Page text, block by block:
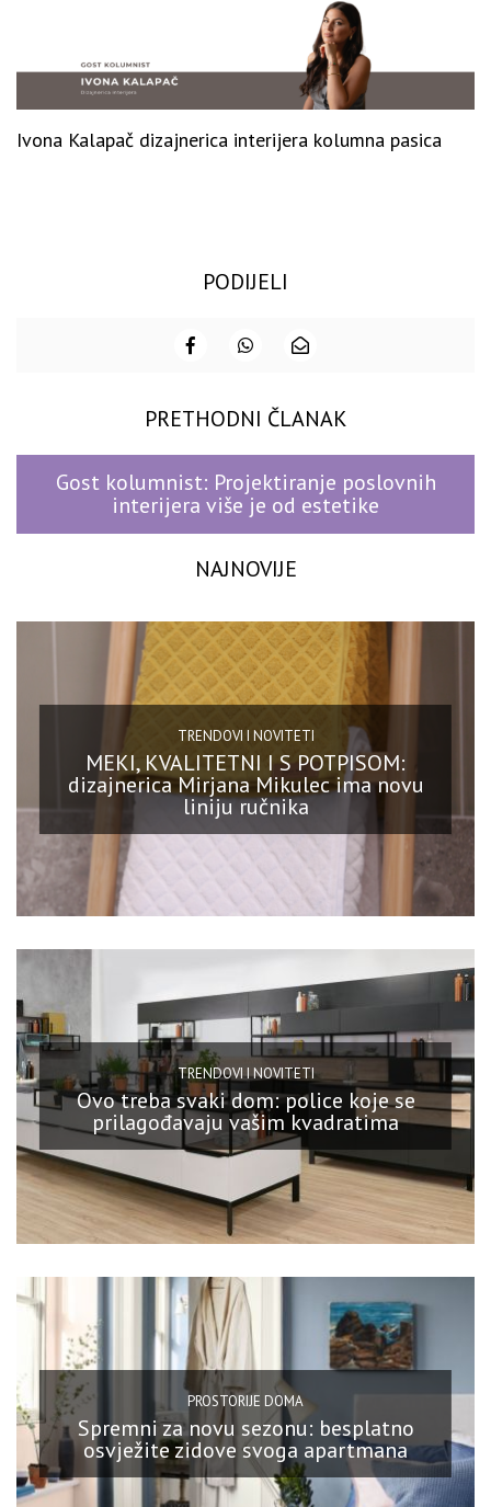
Ivona Kalapač dizajnerica interijera kolumna pasica
PODIJELI
PRETHODNI ČLANAK
Gost kolumnist: Projektiranje poslovnih
interijera više je od estetike
NAJNOVIJE
TRENDOVI I NOVITETI
MEKI, KVALITETNI I S POTPISOM:
dizajnerica Mirjana Mikulec ima novu
liniju ručnika
TRENDOVI I NOVITETI
Ovo treba svaki dom: police koje se
prilagođavaju vašim kvadratima
PROSTORIJE DOMA
Spremni za novu sezonu: besplatno
osvježite zidove svoga apartmana